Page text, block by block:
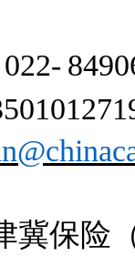
84
冀保险